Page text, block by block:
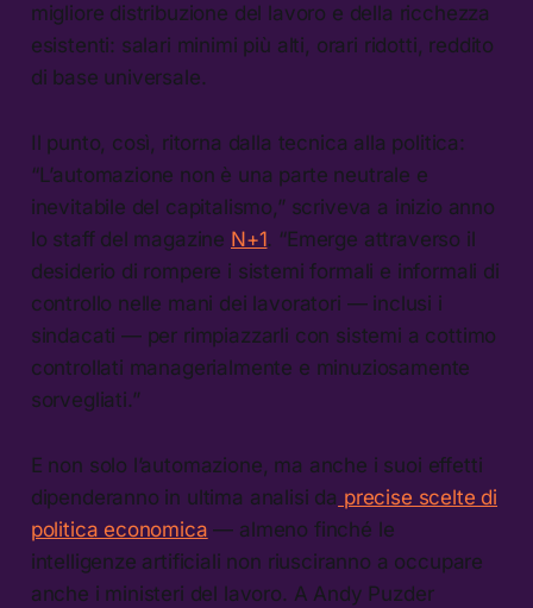
migliore distribuzione del lavoro e della ricchezza
esistenti: salari minimi più alti, orari ridotti, reddito
di base universale.
Il punto, così, ritorna dalla tecnica alla politica:
“L’automazione non è una parte neutrale e
inevitabile del capitalismo,” scriveva a inizio anno
lo staff del magazine N+1. “Emerge attraverso il
desiderio di rompere i sistemi formali e informali di
controllo nelle mani dei lavoratori — inclusi i
sindacati — per rimpiazzarli con sistemi a cottimo
controllati managerialmente e minuziosamente
sorvegliati.”
E non solo l’automazione, ma anche i suoi effetti
dipenderanno in ultima analisi da precise scelte di
politica economica — almeno finché le
intelligenze artificiali non riusciranno a occupare
anche i ministeri del lavoro. A Andy Puzder